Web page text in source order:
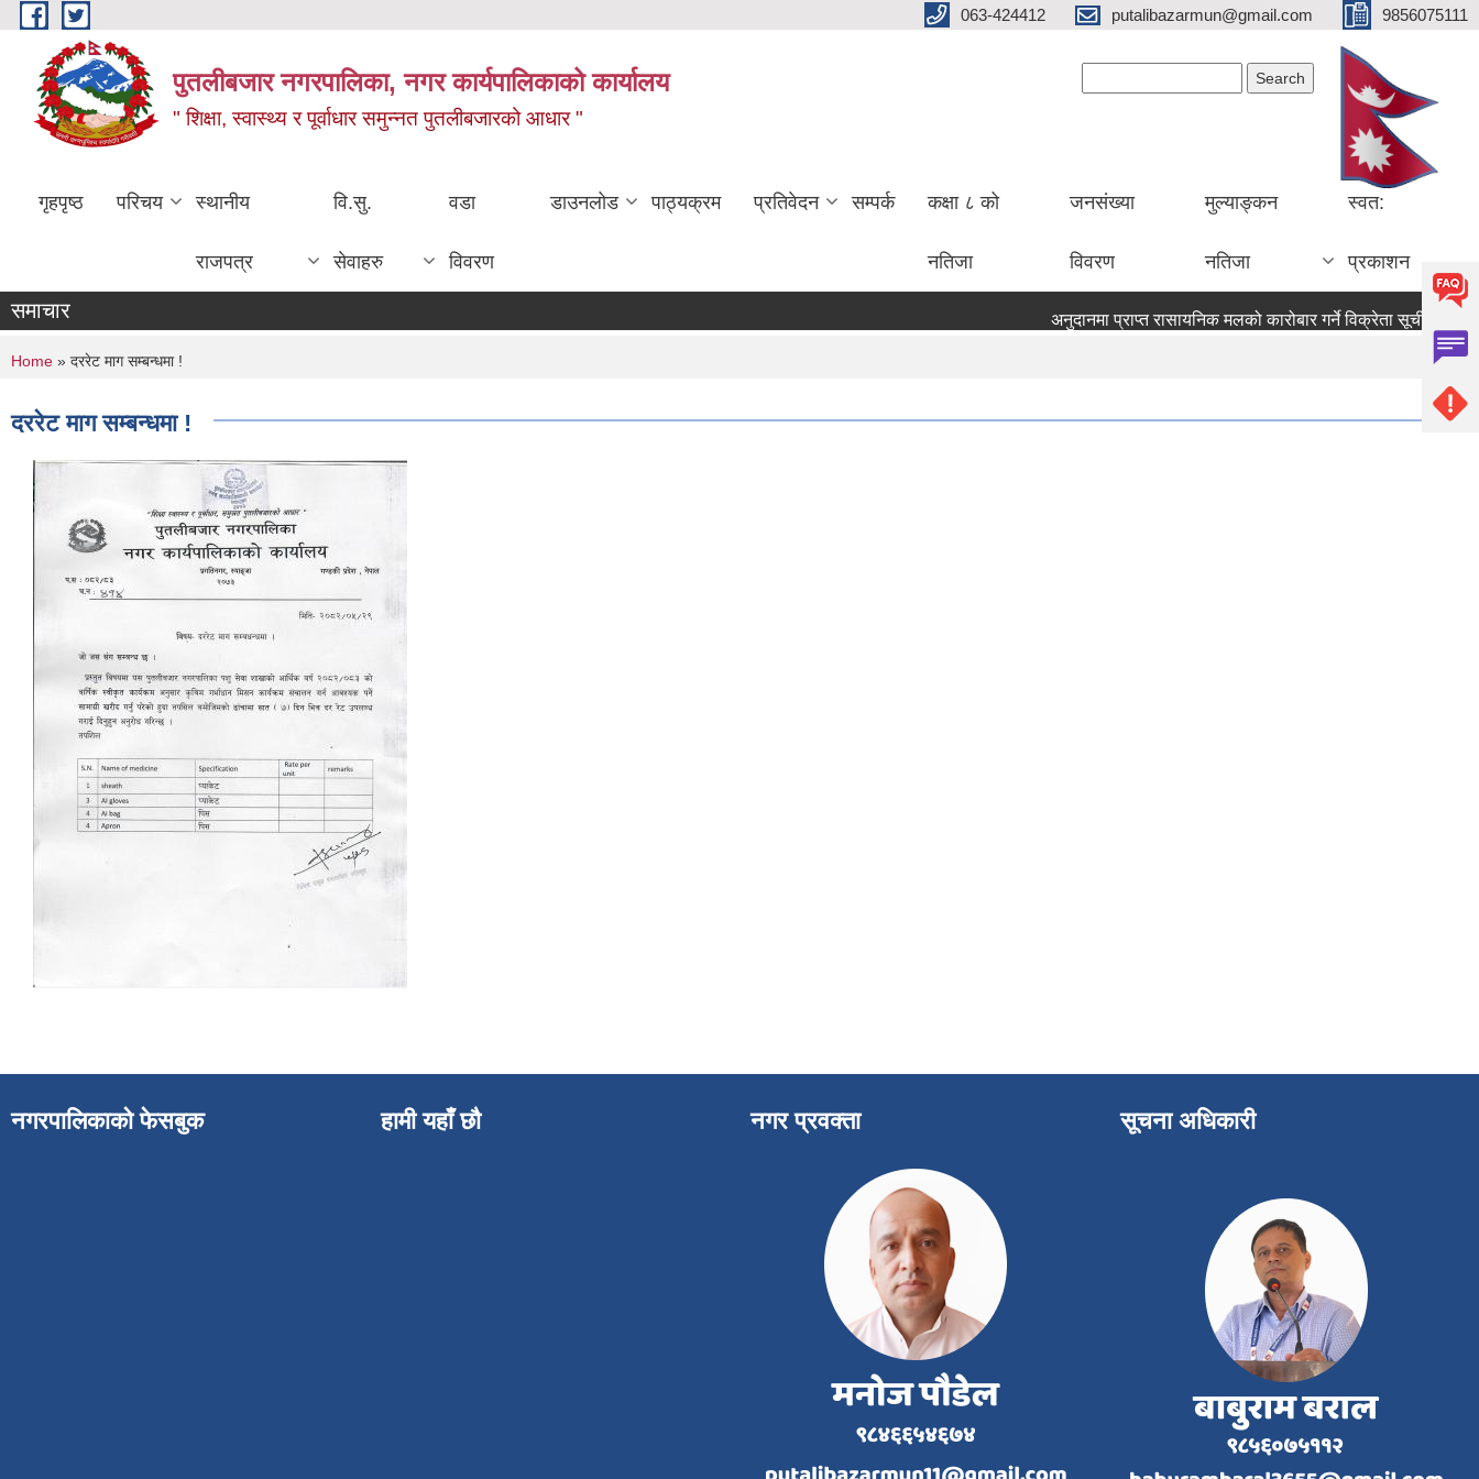
Skip to main content 063-424412 putalibazarmun@gmail.com 9856075111
पुतलीबजार नगरपालिका, नगर कार्यपालिकाको कार्यालय
" शिक्षा, स्वास्थ्य र पूर्वाधार समुन्नत पुतलीबजारको आधार "
गृहपृष्ठ परिचय स्थानीय
राजपत्र
वि.सु.
सेवाहरु
वडा
विवरण
डाउनलोड पाठ्यक्रम प्रतिवेदन सम्पर्क कक्षा ८ को
नतिजा
जनसंख्या
विवरण
मुल्याङ्कन
नतिजा
स्वत:
प्रकाशन
समाचार अनुदानमा प्राप्त रासायनिक मलको कारोबार गर्ने विक्रेता सूचीकृत
You are here
Home » दररेट माग सम्बन्धमा !
दररेट माग सम्बन्धमा !
नगरपालिकाको फेसबुक हामी यहाँ छौ नगर प्रवक्ता सूचना अधिकारी